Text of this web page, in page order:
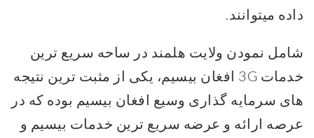
داده میتوانند.
شامل نمودن ولایت هلمند در ساحه سریع ترین
خدمات 3G افغان بیسیم، یکی از مثبت ترین نتیجه
های سرمایه گذاری وسیع افغان بیسیم بوده که در
عرصه ارائه و عرضه سریع ترین خدمات بیسیم و